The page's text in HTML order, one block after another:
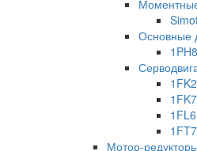
Основные
1PH8
1FK2
1FK7
1FL6
1FT7
Мотор-